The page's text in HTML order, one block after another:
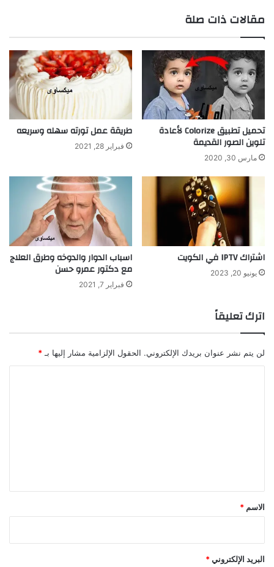
مقالات ذات صلة
تحميل تطبيق Colorize لأعادة
تلوين الصور القديمة
مارس 30, 2020
طريقة عمل تورته سهله وسريعه
فبراير 28, 2021
اشتراك IPTV في الكويت
يونيو 20, 2023
اسباب الدوار والدوخه وطرق العلاج
مع دكتور عمرو حسن
فبراير 7, 2021
اترك تعليقاً
لن يتم نشر عنوان بريدك الإلكتروني. الحقول الإلزامية مشار إليها بـ *
*
الاسم *
البريد الإلكتروني *